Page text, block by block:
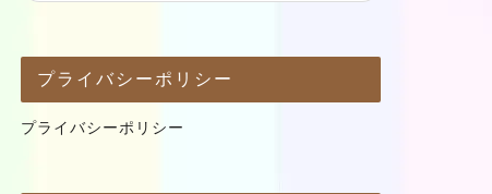
プライバシーポリシー
プライバシーポリシー